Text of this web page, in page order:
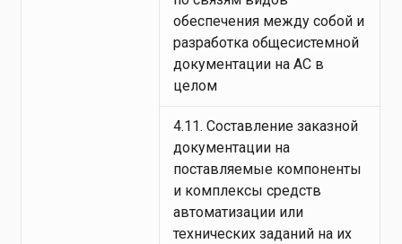
обеспечения между собой и
разработка общесистемной
документации на АС в
целом
4.11. Составление заказной
документации на
поставляемые компоненты
и комплексы средств
автоматизации или
технических заданий на их